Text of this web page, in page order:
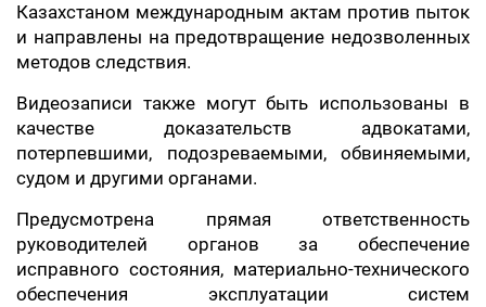
Казахстаном международным актам против пыток
и направлены на предотвращение недозволенных
методов следствия.
Видеозаписи также могут быть использованы в
качестве доказательств адвокатами,
потерпевшими, подозреваемыми, обвиняемыми,
судом и другими органами.
Предусмотрена прямая ответственность
руководителей органов за обеспечение
исправного состояния, материально-технического
обеспечения эксплуатации систем